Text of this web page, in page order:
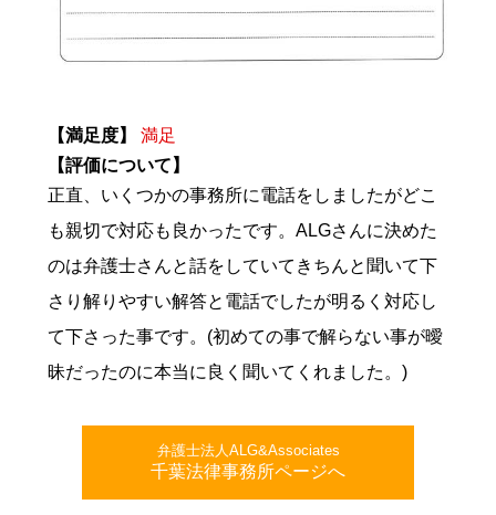
【満足度】
満足
【評価について】
正直、いくつかの事務所に電話をしましたがどこ
も親切で対応も良かったです。ALGさんに決めた
のは弁護士さんと話をしていてきちんと聞いて下
さり解りやすい解答と電話でしたが明るく対応し
て下さった事です。(初めての事で解らない事が曖
昧だったのに本当に良く聞いてくれました。)
弁護士法人ALG&Associates
千葉法律事務所ページへ